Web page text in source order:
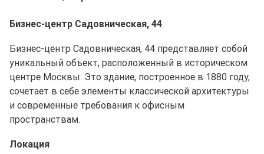
Бизнес-центр Садовническая, 44
Бизнес-центр Садовническая, 44 представляет собой
уникальный объект, расположенный в историческом
центре Москвы. Это здание, построенное в 1880 году,
сочетает в себе элементы классической архитектуры
и современные требования к офисным
пространствам.
Локация